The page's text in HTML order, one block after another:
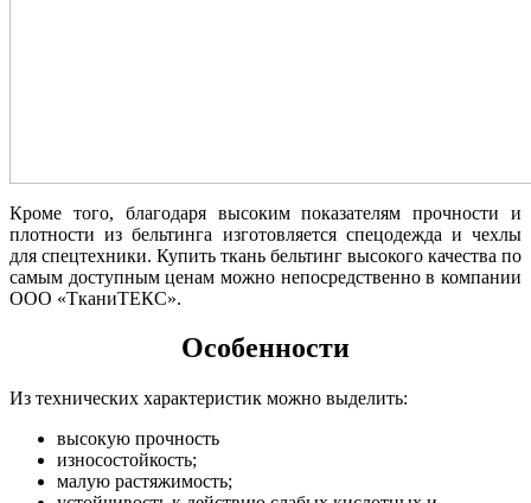
Кроме того, благодаря высоким показателям прочности и
плотности из бельтинга изготовляется спецодежда и чехлы
для спецтехники. Купить ткань бельтинг высокого качества по
самым доступным ценам можно непосредственно в компании
ООО «ТканиТЕКС».
Особенности
Из технических характеристик можно выделить:
высокую прочность
износостойкость;
малую растяжимость;